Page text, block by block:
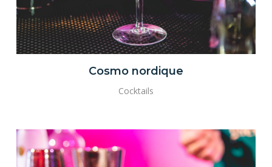
Cosmo nordique
Cocktails